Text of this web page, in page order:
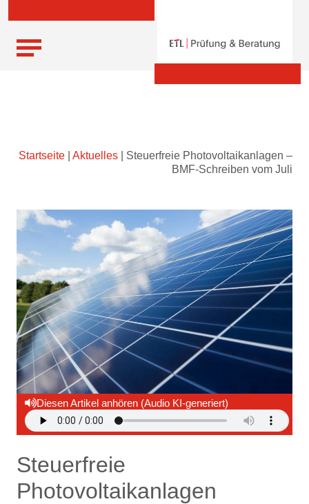
Startseite Aktuelles
Steuerfreie Photovoltaikanlagen –
BMF-Schreiben vom Juli
Diesen Artikel anhören (Audio KI-generiert)
Steuerfreie
Photovoltaikanlagen